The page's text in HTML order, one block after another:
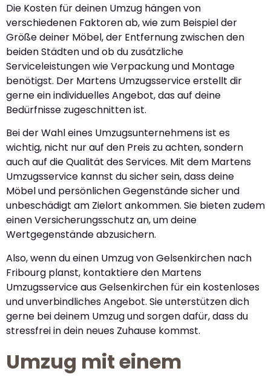
Die Kosten für deinen Umzug hängen von
verschiedenen Faktoren ab, wie zum Beispiel der
Größe deiner Möbel, der Entfernung zwischen den
beiden Städten und ob du zusätzliche
Serviceleistungen wie Verpackung und Montage
benötigst. Der Martens Umzugsservice erstellt dir
gerne ein individuelles Angebot, das auf deine
Bedürfnisse zugeschnitten ist.
Bei der Wahl eines Umzugsunternehmens ist es
wichtig, nicht nur auf den Preis zu achten, sondern
auch auf die Qualität des Services. Mit dem Martens
Umzugsservice kannst du sicher sein, dass deine
Möbel und persönlichen Gegenstände sicher und
unbeschädigt am Zielort ankommen. Sie bieten zudem
einen Versicherungsschutz an, um deine
Wertgegenstände abzusichern.
Also, wenn du einen Umzug von Gelsenkirchen nach
Fribourg planst, kontaktiere den Martens
Umzugsservice aus Gelsenkirchen für ein kostenloses
und unverbindliches Angebot. Sie unterstützen dich
gerne bei deinem Umzug und sorgen dafür, dass du
stressfrei in dein neues Zuhause kommst.
Umzug mit einem